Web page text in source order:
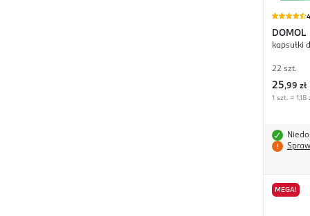
DOMOL
kapsułki
22 szt.
25,99 zł
1 szt. = 1,18
MEGA!